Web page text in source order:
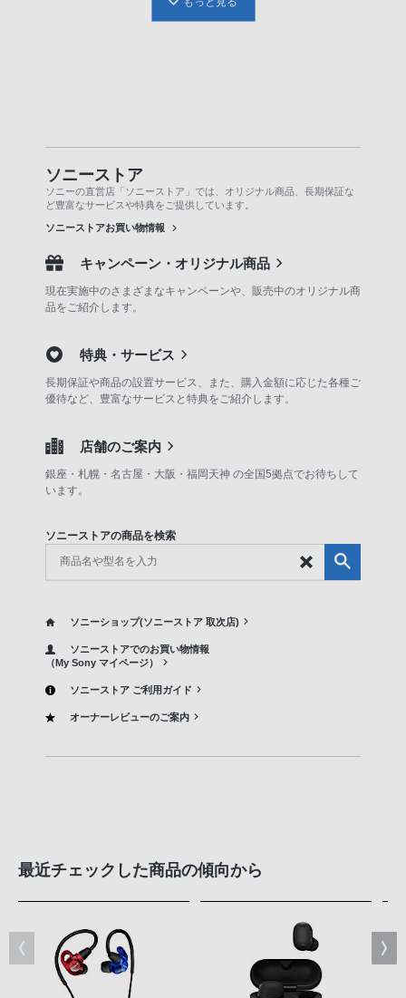
ソニーストア
ソニーの直営店「ソニーストア」では、オリジナル商品、長期保証な
ど豊富なサービスや特典をご提供しています。
ソニーストアお買い物情報
キャンペーン・オリジナル商品
現在実施中のさまざまなキャンペーンや、販売中のオリジナル商
品をご紹介します。
特典・サービス
長期保証や商品の設置サービス、また、購入金額に応じた各種ご
優待など、豊富なサービスと特典をご紹介します。
店舗のご案内
銀座・札幌・名古屋・大阪・福岡天神 の全国5拠点でお待ちして
います。
ソニーストアの商品を検索
ソニーショップ(ソニーストア 取次店)
ソニーストアでのお買い物情報
（My Sony マイページ）
ソニーストア ご利用ガイド
オーナーレビューのご案内
最近チェックした商品の傾向から